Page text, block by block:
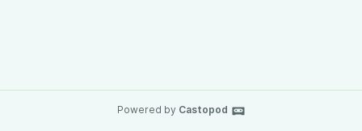
Powered by Castopod